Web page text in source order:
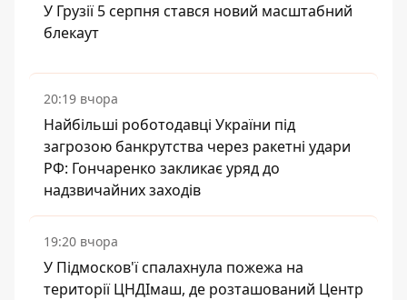
У Грузії 5 серпня стався новий масштабний
блекаут
20:19 вчора
Найбільші роботодавці України під
загрозою банкрутства через ракетні удари
РФ: Гончаренко закликає уряд до
надзвичайних заходів
19:20 вчора
У Підмосков'ї спалахнула пожежа на
території ЦНДІмаш, де розташований Центр